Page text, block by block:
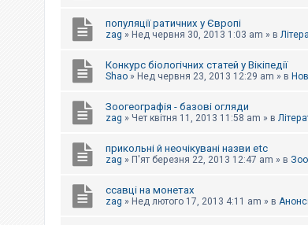
популяції ратичних у Європі
zag » Нед червня 30, 2013 1:03 am » в
Конкурс біологічних статей у Вікіпедії
Shao » Нед червня 23, 2013 12:29 am » в
Зоогеографія - базові огляди
zag » Чет квітня 11, 2013 11:58 am » в
прикольні й неочікувані назви etc
zag » П'ят березня 22, 2013 12:47 am » в
ссавці на монетах
zag » Нед лютого 17, 2013 4:11 am » в